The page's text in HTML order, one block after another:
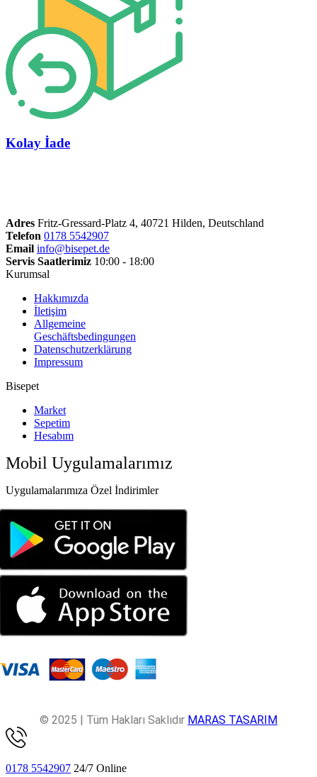
Kolay İade
Adres Fritz-Gressard-Platz 4, 40721 Hilden, Deutschland
Telefon 0178 5542907
Email info@bisepet.de
Servis Saatlerimiz 10:00 - 18:00
Kurumsal
Hakkımızda
İletişim
Allgemeine
Geschäftsbedingungen
Datenschutzerklärung
Impressum
Bisepet
Market
Sepetim
Hesabım
Mobil Uygulamalarımız
Uygulamalarımıza Özel İndirimler
© 2025 | Tüm Hakları Saklıdır MARAS TASARIM
0178 5542907 24/7 Online